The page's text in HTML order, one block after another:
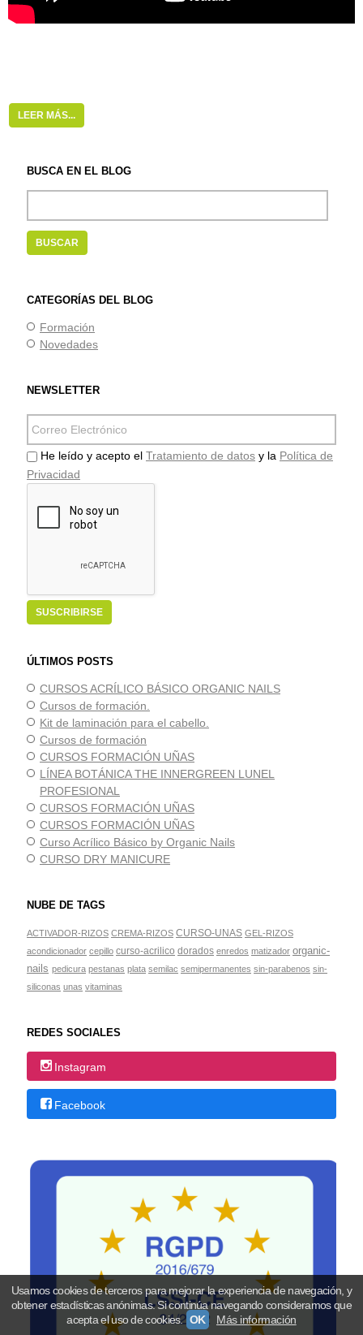
BUSCA EN EL BLOG
CATEGORÍAS DEL BLOG
Formación
Novedades
NEWSLETTER
He leído y acepto el Tratamiento de datos y la Política de
Privacidad
ÚLTIMOS POSTS
CURSOS ACRÍLICO BÁSICO ORGANIC NAILS
Cursos de formación.
Kit de laminación para el cabello.
Cursos de formación
CURSOS FORMACIÓN UÑAS
LÍNEA BOTÁNICA THE INNERGREEN LUNEL
PROFESIONAL
CURSOS FORMACIÓN UÑAS
CURSOS FORMACIÓN UÑAS
Curso Acrílico Básico by Organic Nails
CURSO DRY MANICURE
NUBE DE TAGS
ACTIVADOR-RIZOS CREMA-RIZOS CURSO-UNAS GEL-RIZOS
acondicionador cepillo curso-acrilico dorados enredos matizador organic-
nails pedicura pestanas plata semilac semipermanentes sin-parabenos sin-
siliconas unas vitaminas
REDES SOCIALES
Instagram
Facebook
LEER MÁS...
Usamos cookies de terceros para mejorar la experiencia de navegación, y
obtener estadísticas anónimas. Si continúa navegando consideramos que
acepta el uso de cookies. OK Más información